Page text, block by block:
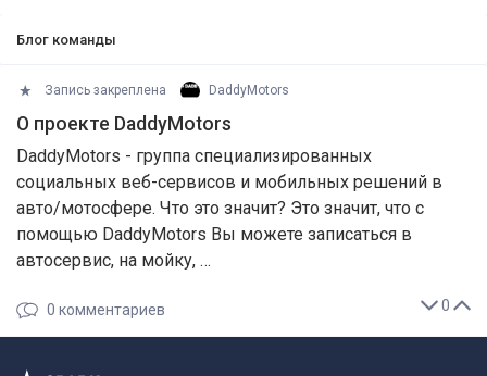
Блог команды
Запись закреплена DaddyMotors
О проекте DaddyMotors
DaddyMotors - группа специализированных
социальных веб-сервисов и мобильных решений в
авто/мотосфере. Что это значит? Это значит, что c
помощью DaddyMotors Вы можете записаться в
автосервис, на мойку, …
0
0 комментариев